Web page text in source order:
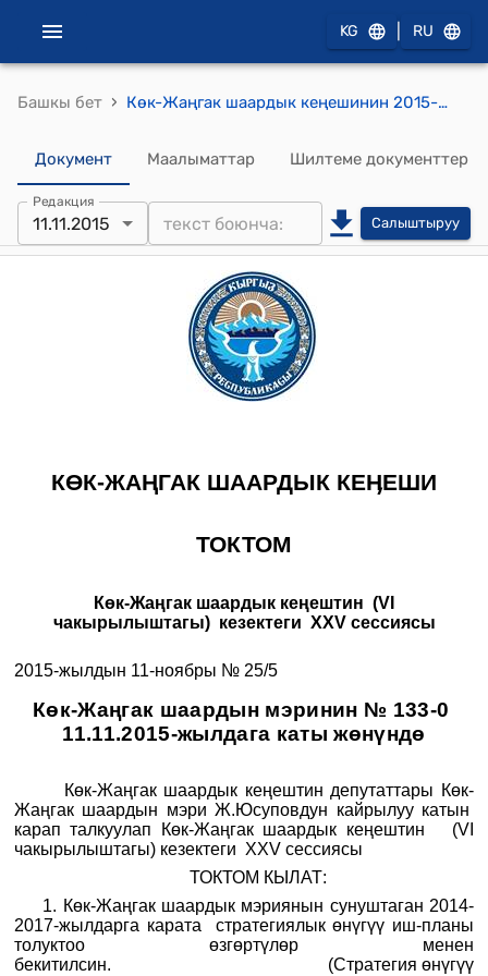
KG RU
Башкы бет › Көк-Жаңгак шаардык кеңешинин 2015-жылдын 11-ноябрындагы № 25/5 "Көк-Жаңгак шаардын мэринин № 133-0 11.11.2015-жылдага каты жөнүндө" токтому
Документ Маалыматтар Шилтеме документтер
Редакция
11.11.2015 Салыштыруу